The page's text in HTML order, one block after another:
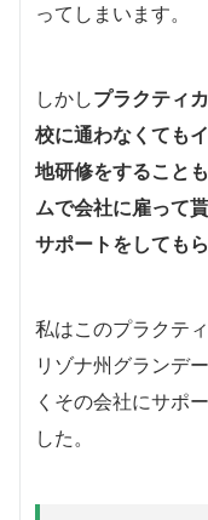
ってしまいます。
しかしプラクティ
校に通わなくても
地研修をすること
ムで会社に雇って
サポートをしても
私はこのプラクテ
リゾナ州グランデ
くその会社にサポ
した。